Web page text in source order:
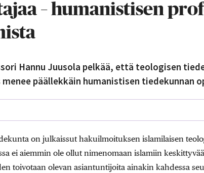
– humanistisen
Hannu Juusola pelkää, että teologisen
päällekkäin humanistisen tiedekunnan
on julkaissut hakuilmoituksen islamilaisen
ei aiemmin ole ollut nimenomaan islamiin
toivotaan olevan asiantuntijoita ainakin kahdessa